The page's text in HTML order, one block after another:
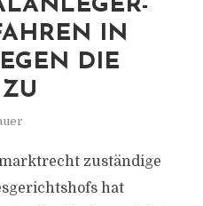
IN
DIE
zuständige
hat